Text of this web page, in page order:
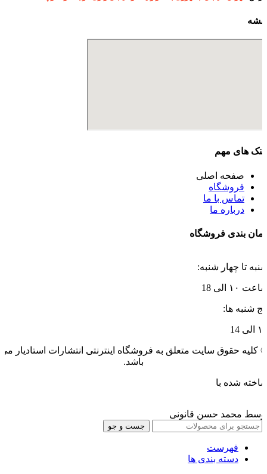
های مهم
صفحه اصلی
فروشگاه
تماس با ما
درباره ما
بندی فروشگاه
تا چهار شنبه:
۱۰ الی 18
شنبه ها:
الی 14
© کلیه حقوق سایت متعلق به فروشگاه اینترنتی انتشارات استادیار می
باشد.
شده با
محمد حسن قانونی
جست و جو
فهرست
دسته بندی ها